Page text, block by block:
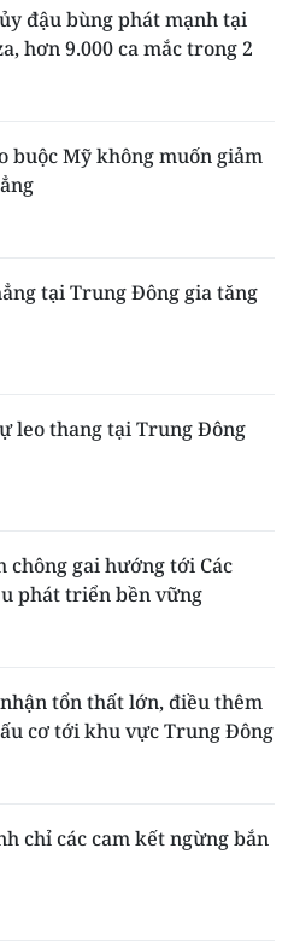
Minh
đậu bùng phát mạnh tại
hơn 9.000 ca mắc trong 2
buộc Mỹ không muốn giảm
tại Trung Đông gia tăng
leo thang tại Trung Đông
chông gai hướng tới Các
phát triển bền vững
tổn thất lớn, điều thêm
cơ tới khu vực Trung Đông
chỉ các cam kết ngừng bắn